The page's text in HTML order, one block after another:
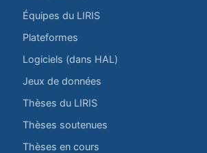
Équipes du LIRIS
Plateformes
Logiciels (dans HAL)
Jeux de données
Thèses du LIRIS
Thèses soutenues
Thèses en cours